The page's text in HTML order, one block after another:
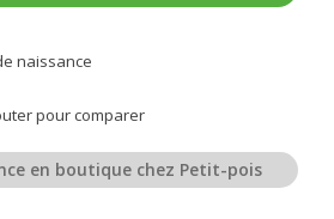
naissance
pour comparer
en boutique chez Petit-pois